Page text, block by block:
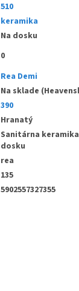
510
keramika
Na dosku
0
Rea Demi
Na sklade
390
Hranatý
Sanitárna
dosku
rea
135
5902557327355